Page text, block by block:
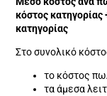
κόστος
κατηγορίας
Στο συνολικό
το κόστος
τα άμεσα